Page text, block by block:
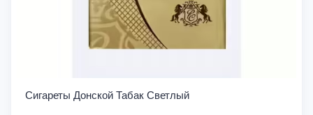
Сигареты Донской Табак Светлый